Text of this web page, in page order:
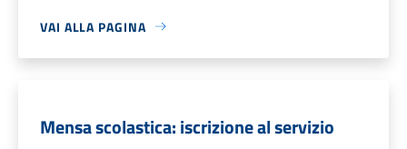
VAI ALLA PAGINA
Mensa scolastica: iscrizione al servizio